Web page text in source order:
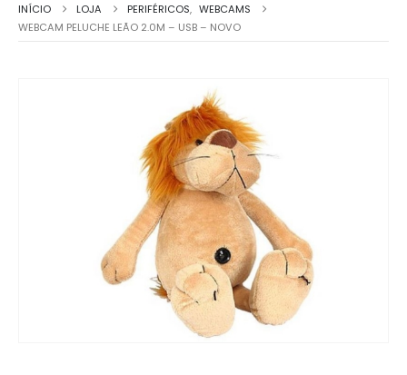
INÍCIO LOJA PERIFÉRICOS, WEBCAMS
WEBCAM PELUCHE LEÃO 2.0M – USB – NOVO